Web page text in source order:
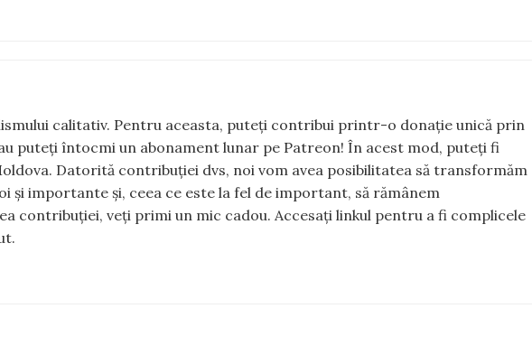
calitativ. Pentru aceasta, puteți contribui printr-o donație unică prin
puteți întocmi un abonament lunar pe Patreon! În acest mod, puteți fi
Datorită contribuției dvs, noi vom avea posibilitatea să transformăm
și importante și, ceea ce este la fel de important, să rămânem
contribuției, veți primi un mic cadou. Accesați linkul pentru a fi complicele